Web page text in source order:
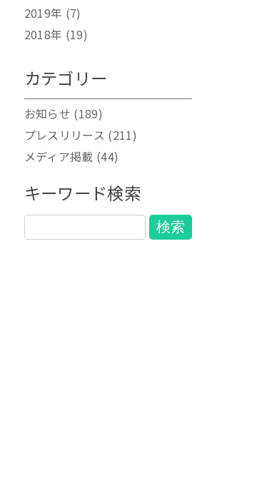
2019年 (7)
2018年 (19)
カテゴリー
お知らせ (189)
プレスリリース (211)
メディア掲載 (44)
キーワード検索